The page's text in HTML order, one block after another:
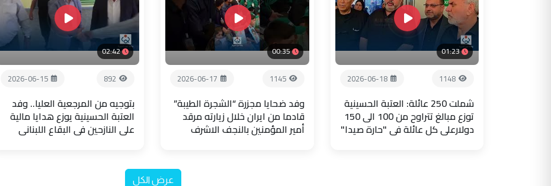
01:23
1148
2026-06-18
شملت 250 عائلة: العتبة الحسينية
توزع مبالغ تتراوح من 100 الى 150
دولارعلى كل عائلة في "حارة صيدا"
00:35
1145
2026-06-17
وفد ضحايا مجزرة “الشجرة الطيبة”
قادما من ايران خلال زيارته مرقد
أمير المؤمنين بالنجف الاشرف
02:42
892
2026-06-15
بتوجيه من المرجعية العليا.. وفد
العتبة الحسينية يوزع هدايا مالية
على النازحين في البقاع اللبناني
عرض الكل